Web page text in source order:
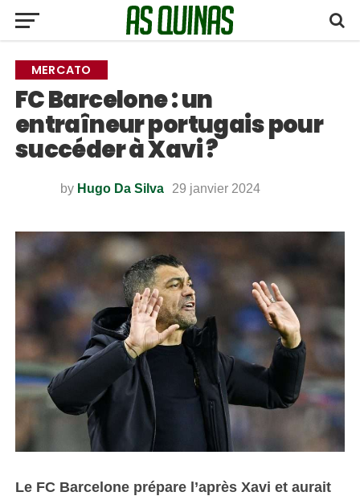
MERCATO
FC Barcelone : un
entraîneur portugais pour
succéder à Xavi ?
by Hugo Da Silva 29 janvier 2024
Le FC Barcelone prépare l’après Xavi et aurait